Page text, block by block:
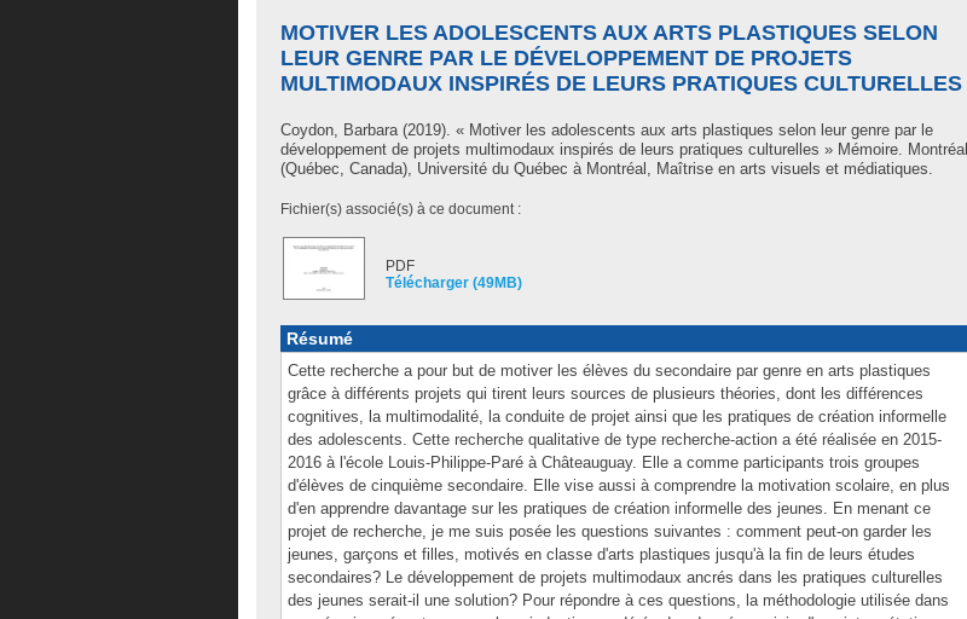
MOTIVER LES ADOLESCENTS AUX ARTS PLASTIQUES SELON
LEUR GENRE PAR LE DÉVELOPPEMENT DE PROJETS
MULTIMODAUX INSPIRÉS DE LEURS PRATIQUES CULTURELLES
Coydon, Barbara(2019). « Motiver les adolescents aux arts plastiques selon leur genre par le
développement de projets multimodaux inspirés de leurs pratiques culturelles » Mémoire. Montréal
(Québec, Canada), Université du Québec à Montréal, Maîtrise en arts visuels et médiatiques.
Fichier(s) associé(s) à ce document :
PDF
Télécharger (49MB)
Résumé
Cette recherche a pour but de motiver les élèves du secondaire par genre en arts plastiques
grâce à différents projets qui tirent leurs sources de plusieurs théories, dont les différences
cognitives, la multimodalité, la conduite de projet ainsi que les pratiques de création informelle
des adolescents. Cette recherche qualitative de type recherche-action a été réalisée en 2015-
2016 à l'école Louis-Philippe-Paré à Châteauguay. Elle a comme participants trois groupes
d'élèves de cinquième secondaire. Elle vise aussi à comprendre la motivation scolaire, en plus
d'en apprendre davantage sur les pratiques de création informelle des jeunes. En menant ce
projet de recherche, je me suis posée les questions suivantes : comment peut-on garder les
jeunes, garçons et filles, motivés en classe d'arts plastiques jusqu'à la fin de leurs études
secondaires? Le développement de projets multimodaux ancrés dans les pratiques culturelles
des jeunes serait-il une solution? Pour répondre à ces questions, la méthodologie utilisée dans